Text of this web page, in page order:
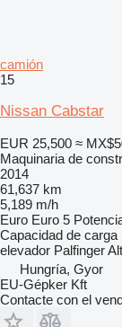
camión
15
Nissan Cabstar
EUR 25,500 ≈
Maquinaria de
2014
61,637 km
5,189 m/h
Euro Euro 5
Capacidad de carga
elevador Palfinger
Hungría, Gyor
EU-Gépker Kft
Contacte con el